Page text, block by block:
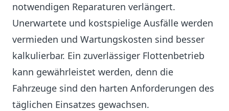
notwendigen Reparaturen verlängert.
Unerwartete und kostspielige Ausfälle werden
vermieden und Wartungskosten sind besser
kalkulierbar. Ein zuverlässiger Flottenbetrieb
kann gewährleistet werden, denn die
Fahrzeuge sind den harten Anforderungen des
täglichen Einsatzes gewachsen.